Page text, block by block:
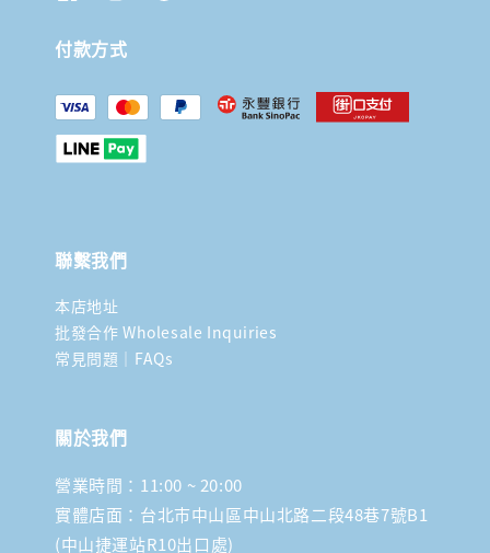
付款方式
聯繫我們
本店地址
批發合作 Wholesale Inquiries
常見問題｜FAQs
關於我們
營業時間：11:00 ~ 20:00
實體店面：台北市中山區中山北路二段48巷7號B1
(中山捷運站R10出口處)